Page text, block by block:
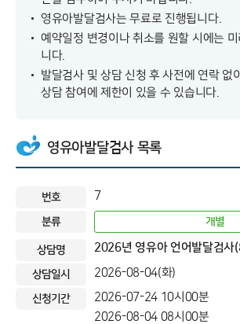
영유아발달검사는 무료로 진행됩니다.
예약일정 변경이나 취소를 원할 시에는
니다.
발달검사 및 상담 신청 후 사전에 연락 없
상담 참여에 제한이 있을 수 있습니다.
영유아발달검사 목록
리스트
7
개별
2026년 영유아 언어발달검사
2026-08-04(화)
2026-07-24 10시00분
2026-08-04 08시00분